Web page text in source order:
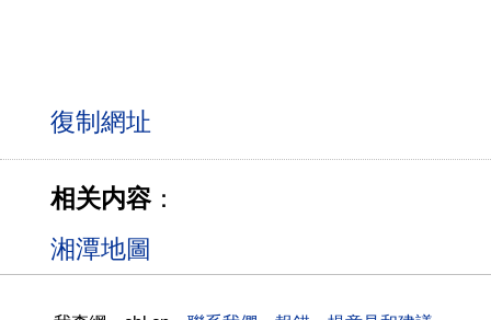
相关内容：
湘潭地圖